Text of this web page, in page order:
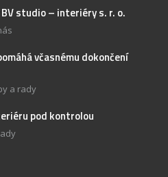
studio – interiéry s. r. o.
včasnému dokončení
a rady
pod kontrolou